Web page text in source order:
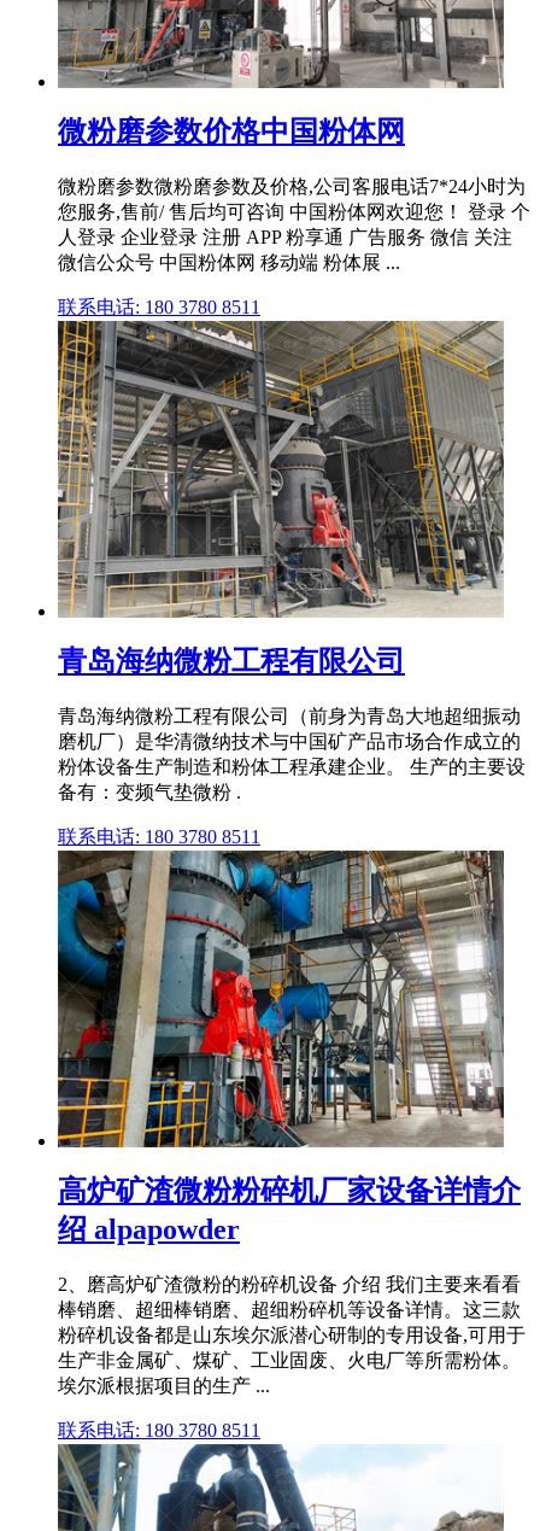
微粉磨参数价格中国粉体网
微粉磨参数微粉磨参数及价格,公司客服电话7*24小时为
您服务,售前/ 售后均可咨询 中国粉体网欢迎您！ 登录 个
人登录 企业登录 注册 APP 粉享通 广告服务 微信 关注
微信公众号 中国粉体网 移动端 粉体展 ...
联系电话: 180 3780 8511
青岛海纳微粉工程有限公司
青岛海纳微粉工程有限公司（前身为青岛大地超细振动
磨机厂）是华清微纳技术与中国矿产品市场合作成立的
粉体设备生产制造和粉体工程承建企业。 生产的主要设
备有：变频气垫微粉 .
联系电话: 180 3780 8511
高炉矿渣微粉粉碎机厂家设备详情介
绍 alpapowder
2、磨高炉矿渣微粉的粉碎机设备 介绍 我们主要来看看
棒销磨、超细棒销磨、超细粉碎机等设备详情。这三款
粉碎机设备都是山东埃尔派潜心研制的专用设备,可用于
生产非金属矿、煤矿、工业固废、火电厂等所需粉体。
埃尔派根据项目的生产 ...
联系电话: 180 3780 8511